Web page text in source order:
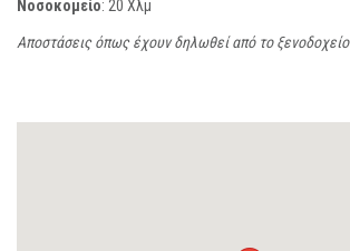
Νοσοκομείο: 20 Χλμ
Αποστάσεις όπως έχουν δηλωθεί από το ξενοδοχείο